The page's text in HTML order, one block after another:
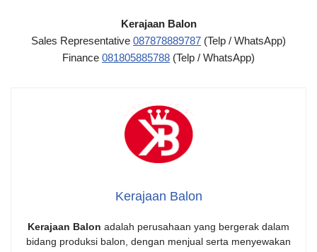
Kerajaan Balon
Sales Representative 087878889787 (Telp / WhatsApp)
Finance 081805885788 (Telp / WhatsApp)
Kerajaan Balon
Kerajaan Balon adalah perusahaan yang bergerak dalam
bidang produksi balon, dengan menjual serta menyewakan